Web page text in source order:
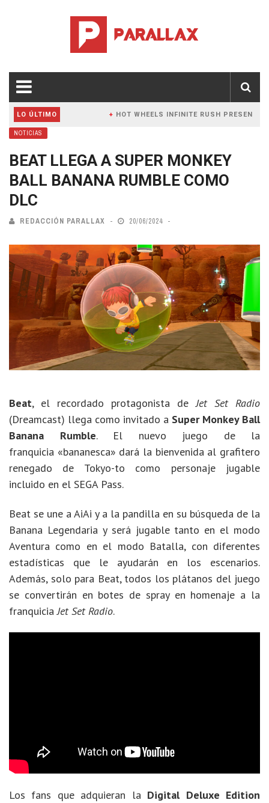
LO ÚLTIMO
Y PC HOT WHEELS INFINITE RUSH PRESENTA
NOTICIAS
BEAT LLEGA A SUPER MONKEY
BALL BANANA RUMBLE COMO
DLC
REDACCIÓN PARALLAX 20/06/2024
Beat, el recordado protagonista deJet Set Radio
(Dreamcast) llega como invitado a Super Monkey Ball
Banana Rumble. El nuevo juego de la
franquicia «bananesca» dará la bienvenida al grafitero
renegado de Tokyo-to como personaje jugable
incluido en el SEGA Pass.
Beat se une a AiAi y a la pandilla en su búsqueda de la
Banana Legendaria y será jugable tanto en el modo
Aventura como en el modo Batalla, con diferentes
estadísticas que le ayudarán en los escenarios.
Además, solo para Beat, todos los plátanos del juego
se convertirán en botes de spray en homenaje a la
franquiciaJet Set Radio.
Los fans que adquieran la Digital Deluxe Edition